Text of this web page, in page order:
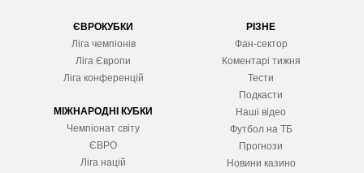
ЄВРОКУБКИ
Ліга чемпіонів
Ліга Європи
Ліга конференцій
МІЖНАРОДНІ КУБКИ
Чемпіонат світу
ЄВРО
Ліга націй
РІЗНЕ
Фан-сектор
Коментарі тижня
Тести
Подкасти
Наші відео
Футбол на ТБ
Прогнози
Новини казино